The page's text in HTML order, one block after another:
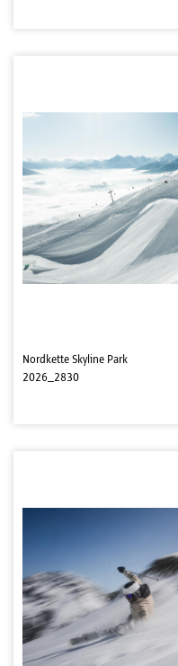
Nordkette Skyline Park
2026_2830